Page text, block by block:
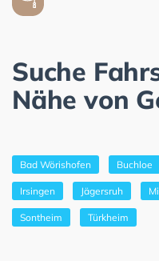
Suche
Nähe von
Bad Wörishofen Buchloe
Irsingen Jägersruh
Sontheim Türkheim